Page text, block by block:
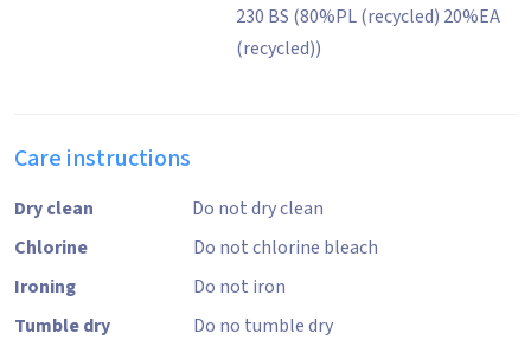
230 BS (80%PL (recycled) 20%EA
(recycled))
Care instructions
Dry clean
Do not dry clean
Chlorine
Do not chlorine bleach
Ironing
Do not iron
Tumble dry
Do no tumble dry